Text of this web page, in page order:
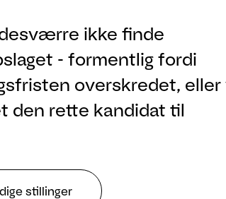
ikke finde
- formentlig fordi
overskredet, eller
den rette kandidat til
stillinger